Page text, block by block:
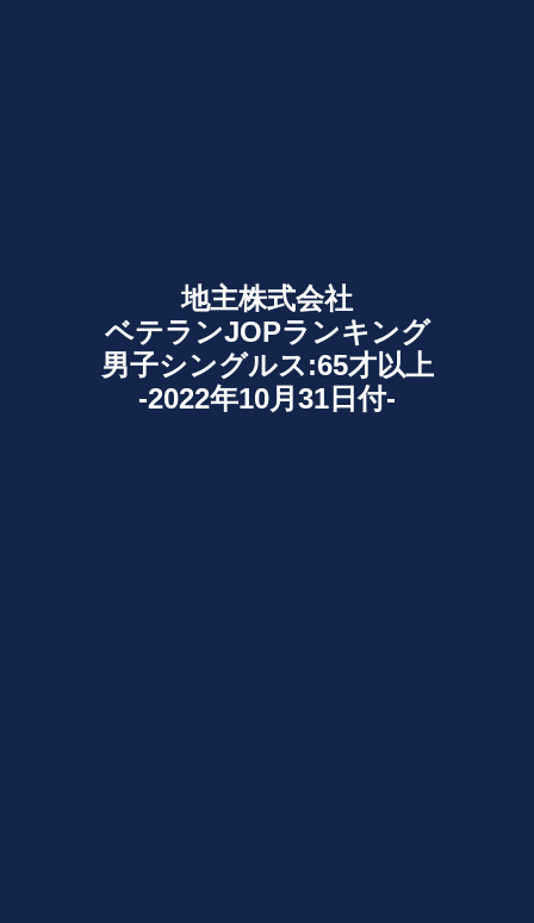
地主株式会社
ベテランJOPランキング
男子シングルス:65才以上
-2022年10月31日付-